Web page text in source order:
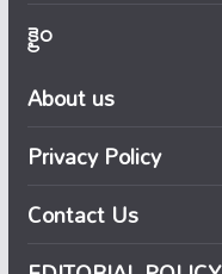
క్రైం
About us
Privacy Policy
Contact Us